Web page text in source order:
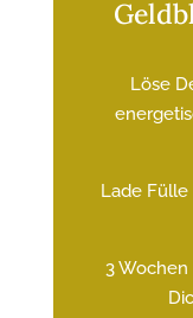
Löse
Lade
3